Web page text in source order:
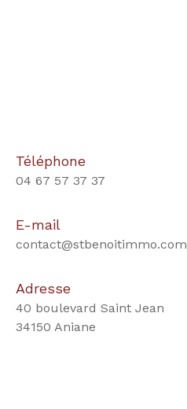
Téléphone
04 67 57 37 37
E-mail
contact@stbenoitimmo.com
Adresse
40 boulevard Saint Jean
34150 Aniane